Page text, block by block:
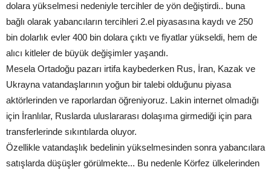
dolara yükselmesi nedeniyle tercihler de yön değiştirdi.. buna
bağlı olarak yabancıların tercihleri 2.el piyasasına kaydı ve 250
bin dolarlık evler 400 bin dolara çıktı ve fiyatlar yükseldi, hem de
alıcı kitleler de büyük değişimler yaşandı.
Mesela Ortadoğu pazarı irtifa kaybederken Rus, İran, Kazak ve
Ukrayna vatandaşlarının yoğun bir talebi olduğunu piyasa
aktörlerinden ve raporlardan öğreniyoruz. Lakin internet olmadığı
için İranlılar, Ruslarda uluslararası dolaşıma girmediği için para
transferlerinde sıkıntılarda oluyor.
Özellikle vatandaşlık bedelinin yükselmesinden sonra yabancılara
satışlarda düşüşler görülmekte... Bu nedenle Körfez ülkelerinden